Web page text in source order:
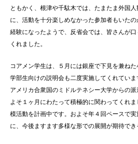
ともかく、根津や千駄木では、たまたま外国
に、活動を十分楽しめなかった参加者もいた
経験になったようで、反省会では、皆さんが
くれました。
コアメン学生は、５月には銀座で下見を兼ね
学部生向けの説明会も二度実施してくれてい
アメリカ合衆国のミドルテネシー大学からの
よそ１ヶ月にわたって積極的に関わってくれ
模活動を計画中です。およそ年４回ペースで
に、今後ますます多様な形での展開が期待でき